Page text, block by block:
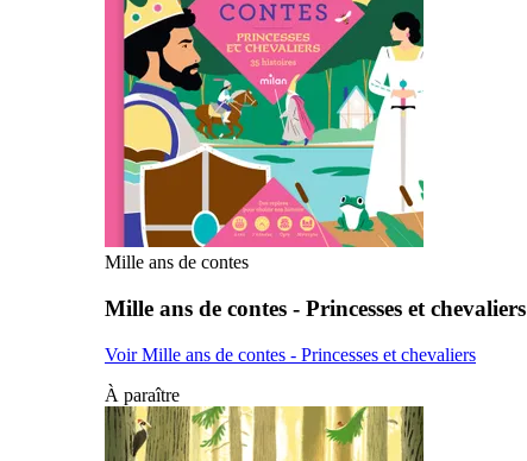
Mille ans de contes
Mille ans de contes - Princesses et chevaliers
Voir Mille ans de contes - Princesses et chevaliers
À paraître